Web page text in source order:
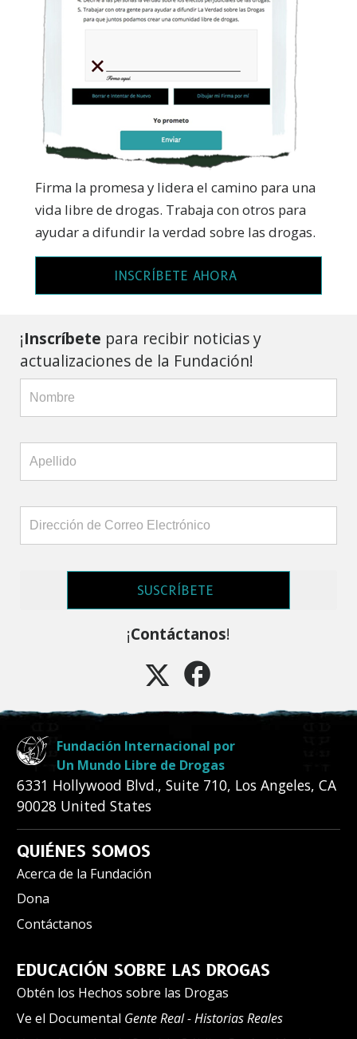
Firma la promesa y lidera el camino para una
vida libre de drogas. Trabaja con otros para
ayudar a difundir la verdad sobre las drogas.
INSCRÍBETE AHORA
¡Inscríbete para recibir noticias y
actualizaciones de la Fundación!
SUSCRÍBETE
¡Contáctanos!
Fundación Internacional por
Un Mundo Libre de Drogas
6331 Hollywood Blvd., Suite 710, Los Angeles, CA
90028 United States
QUIÉNES SOMOS
Acerca de la Fundación
Dona
Contáctanos
EDUCACIÓN SOBRE LAS DROGAS
Obtén los Hechos sobre las Drogas
Ve el Documental Gente Real - Historias Reales